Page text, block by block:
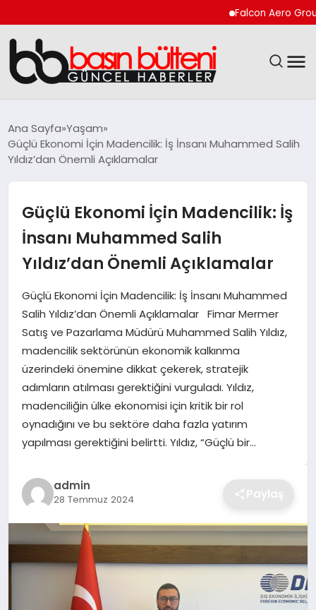
Falcon Aero Group,
GÜNCEL
MAGAZIN
SAĞLIK
SPOR
TEKNOLOJI
YAŞAM
GÜNDEM
Ana Sayfa Yaşam
Güçlü Ekonomi İçin Madencilik: İş İnsanı Muhammed Salih
Yıldız’dan Önemli Açıklamalar
Güçlü Ekonomi İçin Madencilik: İş
İnsanı Muhammed Salih
Yıldız’dan Önemli Açıklamalar
Güçlü Ekonomi İçin Madencilik: İş İnsanı Muhammed
Salih Yıldız’dan Önemli Açıklamalar Fimar Mermer
Satış ve Pazarlama Müdürü Muhammed Salih Yıldız,
madencilik sektörünün ekonomik kalkınma
üzerindeki önemine dikkat çekerek, stratejik
adımların atılması gerektiğini vurguladı. Yıldız,
madenciliğin ülke ekonomisi için kritik bir rol
oynadığını ve bu sektöre daha fazla yatırım
yapılması gerektiğini belirtti. Yıldız, “Güçlü bir…
admin
28 Temmuz 2024 Paylaş